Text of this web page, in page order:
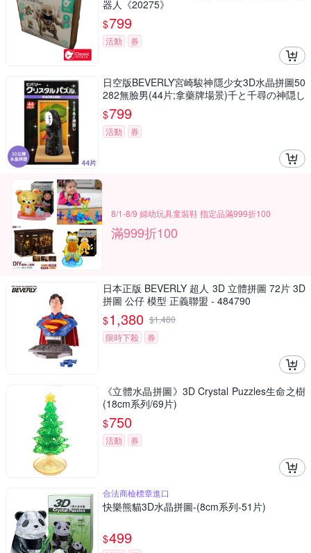
器人《20275》
$799
活動 券
日空版BEVERLY宮崎駿神隱少女3D水晶拼圖50
282無臉男(44片;拿藥牌場景)千と千尋の神隠し
吉卜力パズル療癒擺飾puzzle模型公仔
$799
活動 券
8/1-8/9 婦幼玩具童裝鞋 指定品滿999折100
滿999折100
日本正版 BEVERLY 超人 3D 立體拼圖 72片 3D
拼圖 公仔 模型 正義聯盟 - 484790
$1,380 $1,480
限時下殺
券
《立體水晶拼圖》3D Crystal Puzzles生命之樹
(18cm系列/69片)
$750
活動 券
合法商檢標章進口
快樂熊貓3D水晶拼圖-(8cm系列-51片)
$499